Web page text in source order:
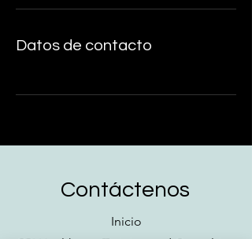
Datos de contacto
Contáctenos
Inicio